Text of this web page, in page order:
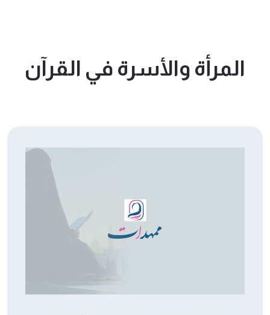
المرأة والأسرة في القرآن